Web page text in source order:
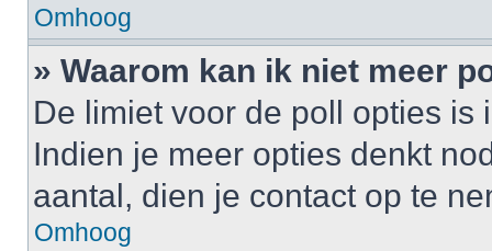
Omhoog
» Waarom kan ik niet meer
De limiet voor de poll opties is
Indien je meer opties denkt
aantal, dien je contact op te
Omhoog